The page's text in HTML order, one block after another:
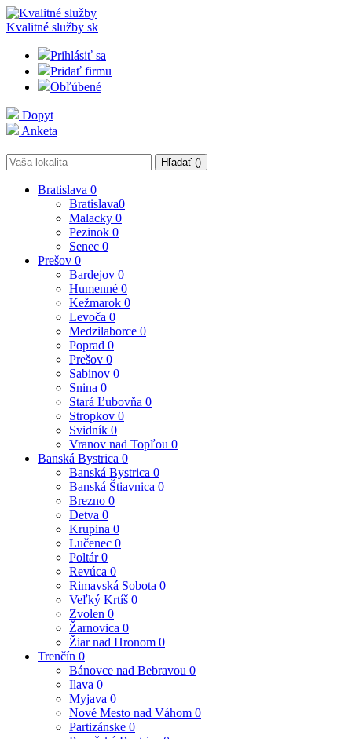
Kvalitné služby sk
Prihlásiť sa
Pridať firmu
Obľúbené
Dopyt
Anketa
Hľadať ()
Bratislava 0
Bratislava0
Malacky 0
Pezinok 0
Senec 0
Prešov 0
Bardejov 0
Humenné 0
Kežmarok 0
Levoča 0
Medzilaborce 0
Poprad 0
Prešov 0
Sabinov 0
Snina 0
Stará Ľubovňa 0
Stropkov 0
Svidník 0
Vranov nad Topľou 0
Banská Bystrica 0
Banská Bystrica 0
Banská Štiavnica 0
Brezno 0
Detva 0
Krupina 0
Lučenec 0
Poltár0
Revúca 0
Rimavská Sobota 0
Veľký Krtíš 0
Zvolen 0
Žarnovica 0
Žiar nad Hronom 0
Trenčín 0
Bánovce nad Bebravou 0
Ilava 0
Myjava 0
Nové Mesto nad Váhom 0
Partizánske 0